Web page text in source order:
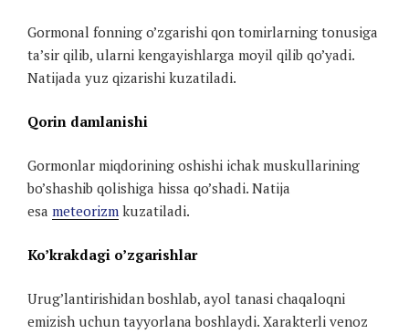
Gormonal fonning o’zgarishi qon tomirlarning tonusiga
ta’sir qilib, ularni kengayishlarga moyil qilib qo’yadi.
Natijada yuz qizarishi kuzatiladi.
Qorin damlanishi
Gormonlar miqdorining oshishi ichak muskullarining
bo’shashib qolishiga hissa qo’shadi. Natija
esa meteorizm kuzatiladi.
Ko’krakdagi o’zgarishlar
Urug’lantirishidan boshlab, ayol tanasi chaqaloqni
emizish uchun tayyorlana boshlaydi. Xarakterli venoz